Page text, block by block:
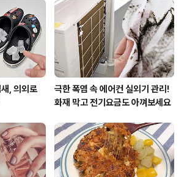
구운 맛과 통통한 살을 자랑하
다. 2. 불닭볶음면매운 맛이 땡긴
, 의외로
극한 폭염 속 에어컨 실외기 관리!
화재 막고 전기요금도 아껴보세요